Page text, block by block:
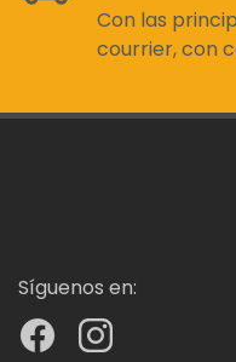
Con las
courrier, con
Síguenos en: